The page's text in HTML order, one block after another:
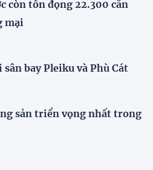
còn tồn đọng 22.300 căn
mại
bay Pleiku và Phù Cát
sản triển vọng nhất trong